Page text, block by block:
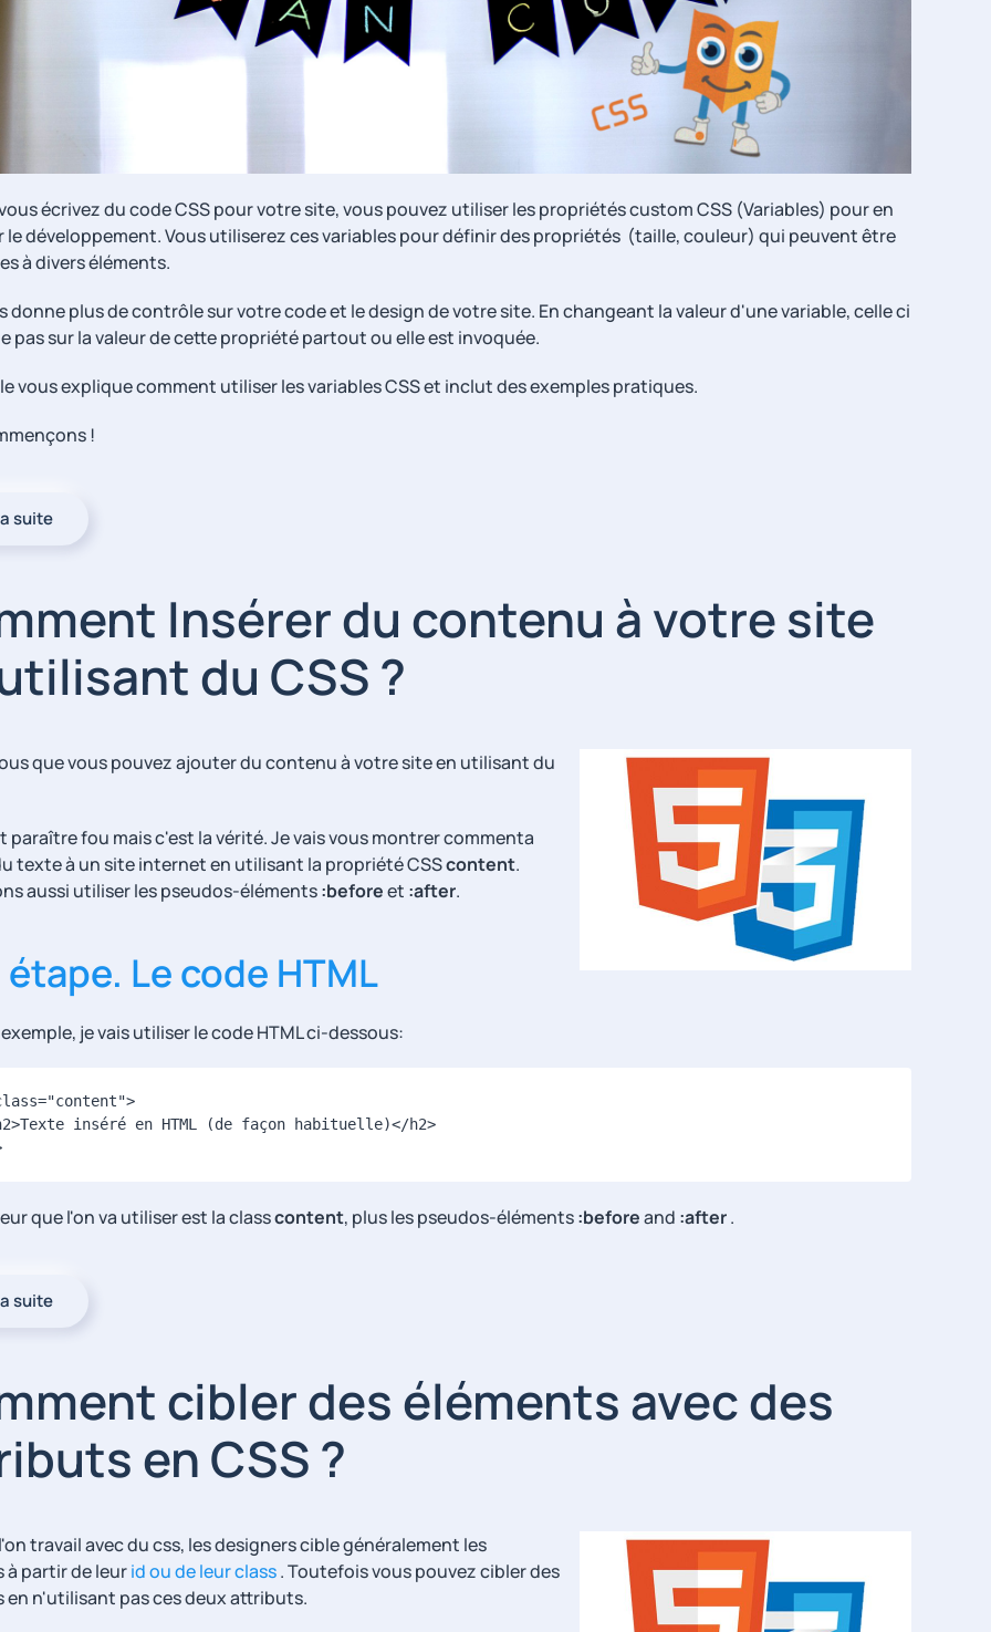
écrivez du code CSS pour votre site, vous pouvez utiliser les propriétés custom CSS (Variables) pour en
le développement. Vous utiliserez ces variables pour définir des propriétés (taille, couleur) qui peuvent être
à divers éléments.
donne plus de contrôle sur votre code et le design de votre site. En changeant la valeur d'une variable, celle ci
pas sur la valeur de cette propriété partout ou elle est invoquée.
vous explique comment utiliser les variables CSS et inclut des exemples pratiques.
!
suite
Insérer du contenu à votre site
du CSS ?
que vous pouvez ajouter du contenu à votre site en utilisant du
paraître fou mais c'est la vérité. Je vais vous montrer commenta
texte à un site internet en utilisant la propriété CSScontent.
aussi utiliser les pseudos-éléments:beforeet :after.
étape. Le code HTML
je vais utiliser le code HTML ci-dessous:
="content">
>Texte inséré en HTML (de façon habituelle)</h2>
que l'on va utiliser est la classcontent, plus les pseudos-éléments:beforeand :after.
suite
cibler des éléments avec des
en CSS ?
travail avec du css, les designers cible généralement les
à partir de leurid ou de leur class. Toutefois vous pouvez cibler des
en n'utilisant pas ces deux attributs.